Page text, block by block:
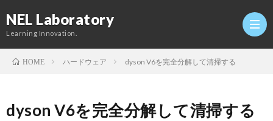
NEL Laboratory
Learning Innovation.
HOME ハードウェア dyson V6を完全分解して清掃する
dyson V6を完全分解して清掃する